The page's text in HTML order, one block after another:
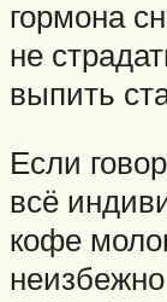
гормона
не
выпить
Если
всё
кофе